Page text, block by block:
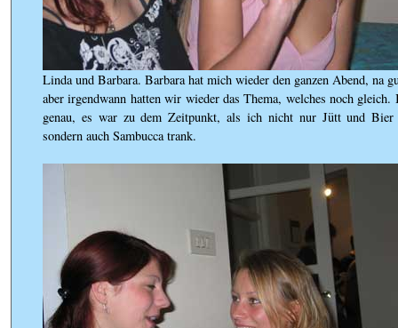
Linda und Barbara. Barbara hat mich wieder den ganzen Abend, na
aber irgendwann hatten wir wieder das Thema, welches noch
genau, es war zu dem Zeitpunkt, als ich nicht nur Jütt und Bier
sondern auch Sambucca trank.